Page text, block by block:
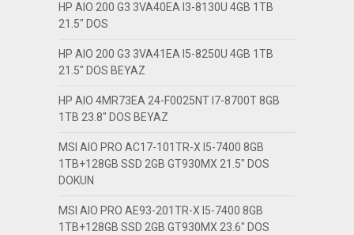
HP AIO 200 G3 3VA40EA I3-8130U 4GB 1TB
21.5″ DOS
HP AIO 200 G3 3VA41EA I5-8250U 4GB 1TB
21.5″ DOS BEYAZ
HP AIO 4MR73EA 24-F0025NT I7-8700T 8GB
1TB 23.8″ DOS BEYAZ
MSI AIO PRO AC17-101TR-X I5-7400 8GB
1TB+128GB SSD 2GB GT930MX 21.5″ DOS
DOKUN
MSI AIO PRO AE93-201TR-X I5-7400 8GB
1TB+128GB SSD 2GB GT930MX 23.6″ DOS